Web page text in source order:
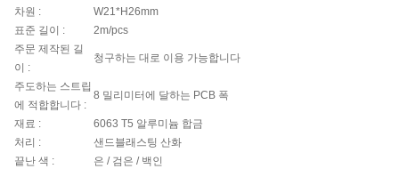
차원 :
W21*H26mm
표준 길이 :
2m/pcs
주문 제작된 길
이 :
청구하는 대로 이용 가능합니다
주도하는 스트립
에 적합합니다 :
8 밀리미터에 달하는 PCB 폭
재료 :
6063 T5 알루미늄 합금
처리 :
샌드블래스팅 산화
끝난 색 :
은 / 검은 / 백인